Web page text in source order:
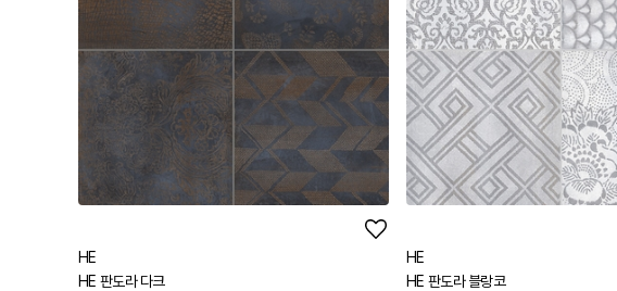
HE
HE 판도라 다크
HE
HE 판도라 블랑코